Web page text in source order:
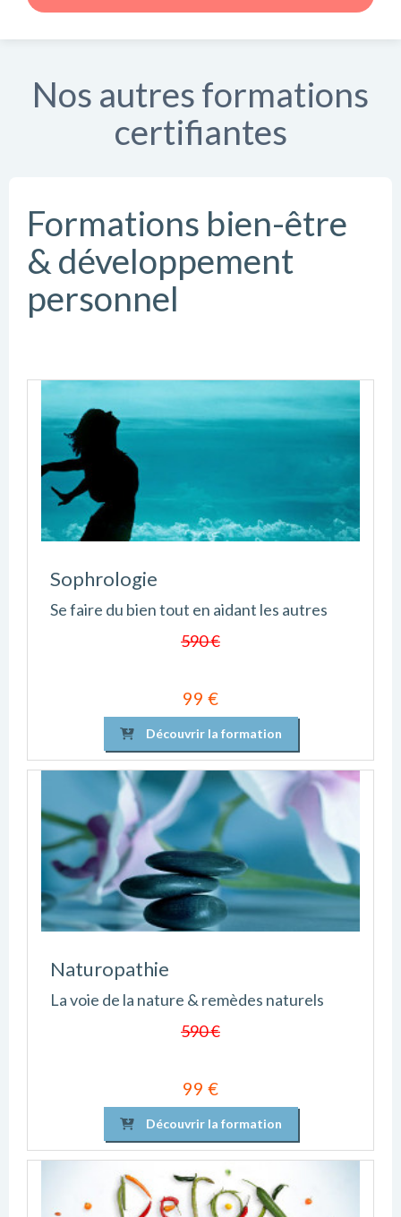
Nos autres formations
certifiantes
Formations bien-être
& développement
personnel
Sophrologie
Se faire du bien tout en aidant les autres
590 €
99 €
Découvrir la formation
Naturopathie
La voie de la nature & remèdes naturels
590 €
99 €
Découvrir la formation